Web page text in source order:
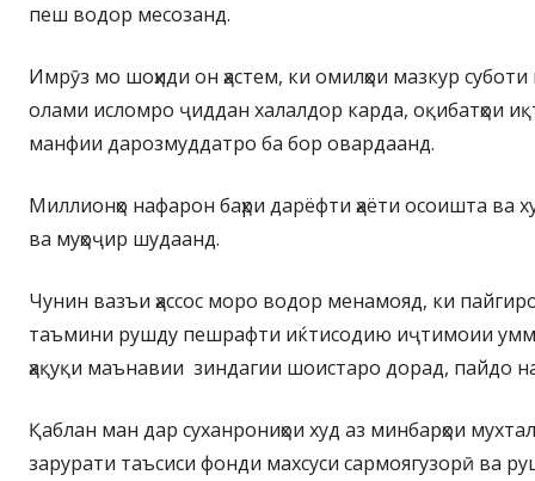
пеш водор месозанд.
Имрӯз мо шоҳиди он ҳастем, ки омилҳои мазкур
олами исломро ҷиддан халалдор карда, оқибатҳои
манфии дарозмуддатро ба бор овардаанд.
Миллионҳо нафарон баҳри дарёфти ҳаёти осоишта ва
ва муҳоҷир шудаанд.
Чунин вазъи ҳассос моро водор менамояд, ки
таъмини рушду пешрафти иќтисодию иҷтимоии
ҳақуқи маънавии зиндагии шоистаро дорад, пайдо
Қаблан ман дар суханрониҳои худ аз минбарҳои
зарурати таъсиси фонди махсуси сармоягузорӣ ва